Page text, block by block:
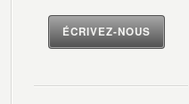
ÉCRIVEZ-NOUS